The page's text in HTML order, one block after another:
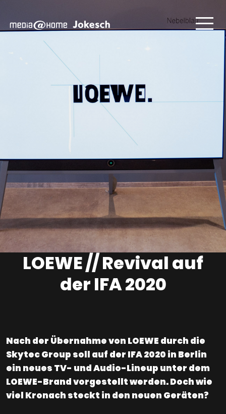
LOEWE // Revival auf
der IFA 2020
Nach der Übernahme von LOEWE durch die
Skytec Group soll auf der IFA 2020 in Berlin
ein neues TV- und Audio-Lineup unter dem
LOEWE-Brand vorgestellt werden. Doch wie
viel Kronach steckt in den neuen Geräten?